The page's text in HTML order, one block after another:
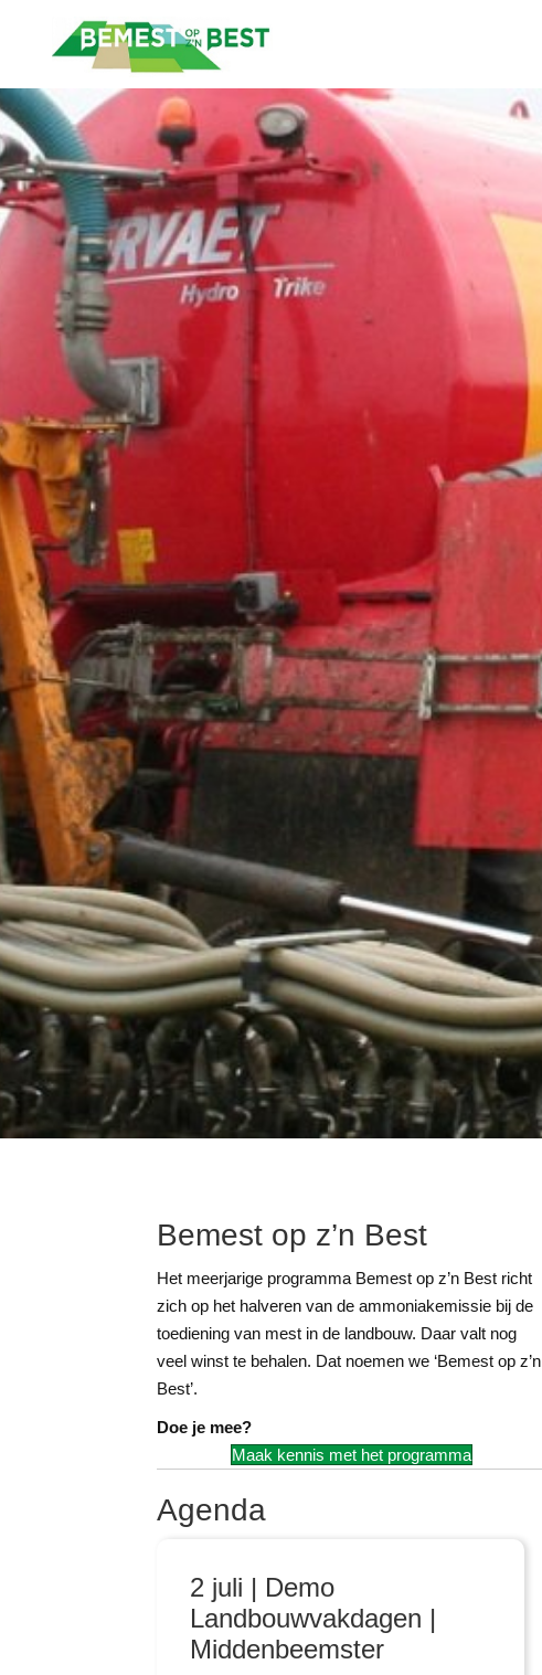
Bemest op z’n Best
Het meerjarige programma Bemest op z’n Best richt
zich op het halveren van de ammoniakemissie bij de
toediening van mest in de landbouw. Daar valt nog
veel winst te behalen. Dat noemen we ‘Bemest op z’n
Best’.
Doe je mee?
Maak kennis met het programma
Agenda
2 juli | Demo
Landbouwvakdagen |
Middenbeemster